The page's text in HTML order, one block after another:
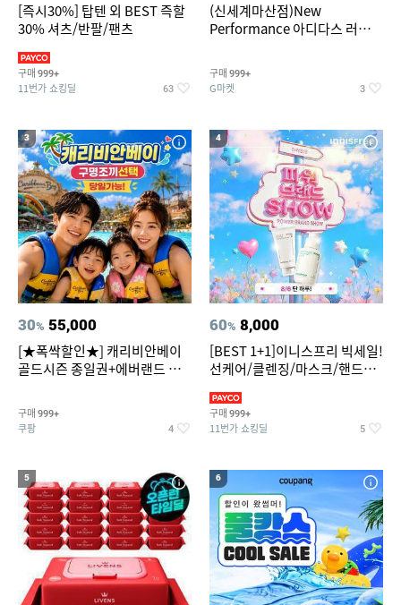
[즉시30%] 탑텐 외 BEST 즉할
30% 셔츠/반팔/팬츠
구매 999+
11번가 쇼킹딜 63
(신세계마산점)New
Performance 아디다스 러닝화
구매 999+
G마켓 3
3
30% 55,000
[★폭싹할인★] 캐리비안베이
골드시즌 종일권+에버랜드 오
구매 999+
쿠팡 4
4
60% 8,000
[BEST 1+1]이니스프리 빅세일!
선케어/클렌징/마스크/핸드크
구매 999+
11번가 쇼킹딜 5
5 6